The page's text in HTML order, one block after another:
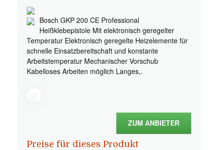
Bosch GKP 200 CE Professional
Heißklebepistole Mit elektronisch geregelter
Temperatur Elektronisch geregelte Heizelemente für
schnelle Einsatzbereitschaft und konstante
Arbeitstemperatur Mechanischer Vorschub
Kabelloses Arbeiten möglich Langes,.
ZUM ANBIETER
Preise für dieses Produkt